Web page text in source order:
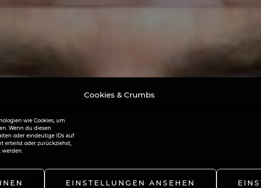
Cookies & Crumbs
wie Cookies, um
Wenn du diesen
oder eindeutige IDs auf
erteilst oder zurückziehst,
EINSTELLUNGEN ANSEHEN